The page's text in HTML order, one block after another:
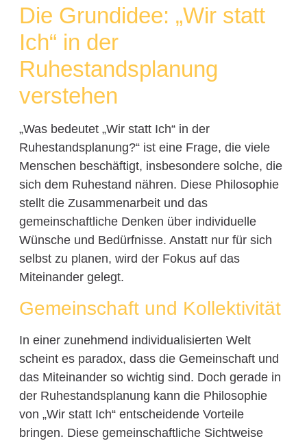
Die Grundidee: „Wir statt
Ich“ in der
Ruhestandsplanung
verstehen
„Was bedeutet „Wir statt Ich“ in der
Ruhestandsplanung?“ ist eine Frage, die viele
Menschen beschäftigt, insbesondere solche, die
sich dem Ruhestand nähren. Diese Philosophie
stellt die Zusammenarbeit und das
gemeinschaftliche Denken über individuelle
Wünsche und Bedürfnisse. Anstatt nur für sich
selbst zu planen, wird der Fokus auf das
Miteinander gelegt.
Gemeinschaft und Kollektivität
In einer zunehmend individualisierten Welt
scheint es paradox, dass die Gemeinschaft und
das Miteinander so wichtig sind. Doch gerade in
der Ruhestandsplanung kann die Philosophie
von „Wir statt Ich“ entscheidende Vorteile
bringen. Diese gemeinschaftliche Sichtweise